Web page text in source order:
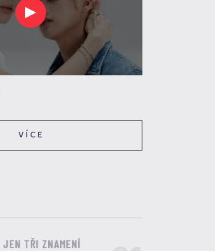
VÍCE
JEN TŘI ZNAMENÍ